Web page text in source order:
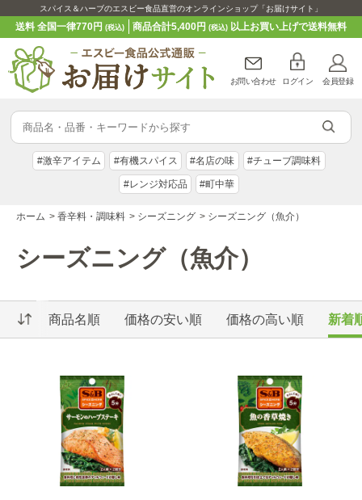
スパイス＆ハーブのエスビー食品直営のオンラインショップ「お届けサイト」
送料 全国一律770円(税込) 商品合計5,400円 (税込)以上お買い上げで送料無料
お問い合わせ ログイン 会員登録
#激辛アイテム #有機スパイス #名店の味 #チューブ調味料
#レンジ対応品 #町中華
ホーム > 香辛料・調味料 > シーズニング > シーズニング（魚介）
シーズニング（魚介）
商品名順 価格の安い順 価格の高い順 新着